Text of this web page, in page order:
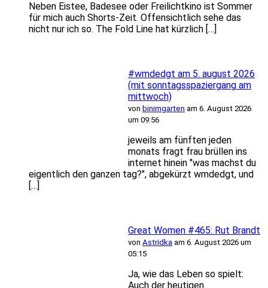
Neben Eistee, Badesee oder Freilichtkino ist Sommer
für mich auch Shorts-Zeit. Offensichtlich sehe das
nicht nur ich so. The Fold Line hat kürzlich […]
#wmdedgt am 5. august 2026
(mit sonntagsspaziergang am
mittwoch)
von binimgarten am 6. August 2026
um 09:56
jeweils am fünften jeden
monats fragt frau brüllen ins
internet hinein "was machst du
eigentlich den ganzen tag?", abgekürzt wmdedgt, und
[…]
Great Women #465: Rut Brandt
von Astridka am 6. August 2026 um
05:15
Ja, wie das Leben so spielt:
Auch der heutigen